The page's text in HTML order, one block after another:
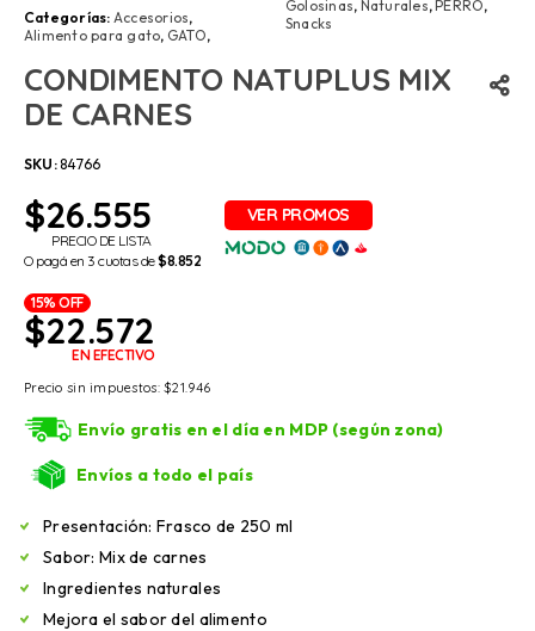
Categorías: Accesorios,
Alimento para gato, GATO,
Golosinas, Naturales,PERRO,
Snacks
CONDIMENTO NATUPLUS MIX
DE CARNES
SKU:84766
$26.555
PRECIO DE LISTA
O pagá en 3 cuotas de$8.852
15% OFF
$22.572
EN EFECTIVO
Precio sin impuestos:$21.946
Envío gratis en el día en MDP (según zona)
Envíos a todo el país
Presentación: Frasco de 250 ml
Sabor: Mix de carnes
Ingredientes naturales
Mejora el sabor del alimento